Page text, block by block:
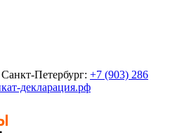
Санкт-Петербург: +7 (903) 286
декларация.рф